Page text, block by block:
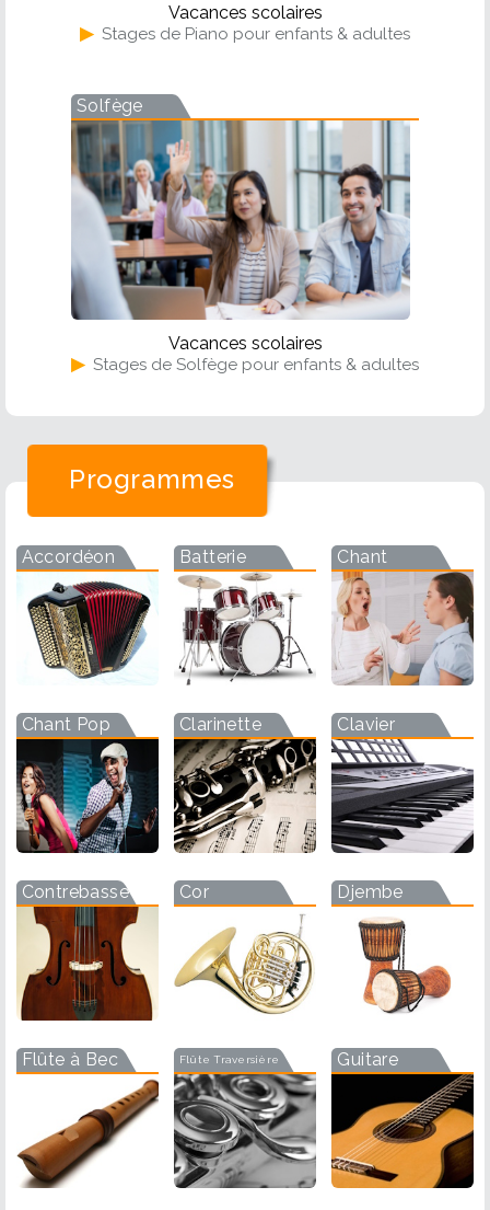
Vacances scolaires
▶ Stages de Piano pour enfants & adultes
Solfège
Vacances scolaires
▶ Stages de Solfège pour enfants & adultes
Programmes
Accordéon Batterie Chant
Chant Pop Clarinette Clavier
Contrebasse Cor Djembe
Flûte à Bec Flûte Traversière Guitare